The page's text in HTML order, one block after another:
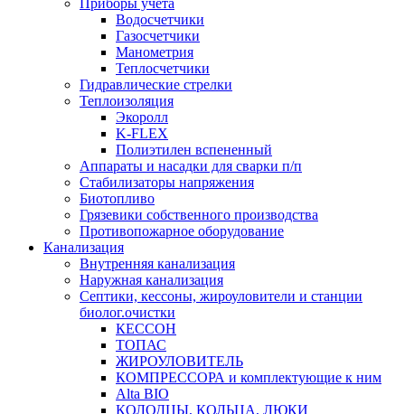
Приборы учета
Водосчетчики
Газосчетчики
Манометрия
Теплосчетчики
Гидравлические стрелки
Теплоизоляция
Экоролл
K-FLEX
Полиэтилен вспененный
Аппараты и насадки для сварки п/п
Стабилизаторы напряжения
Биотопливо
Грязевики собственного производства
Противопожарное оборудование
Канализация
Внутренняя канализация
Наружная канализация
Септики, кессоны, жироуловители и станции
биолог.очистки
КЕССОН
ТОПАС
ЖИРОУЛОВИТЕЛЬ
КОМПРЕССОРА и комплектующие к ним
Alta BIO
КОЛОДЦЫ, КОЛЬЦА, ЛЮКИ